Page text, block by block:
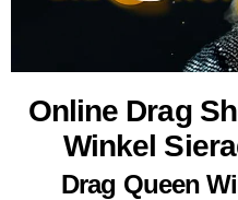
Online Drag
Winkel
Drag Queen